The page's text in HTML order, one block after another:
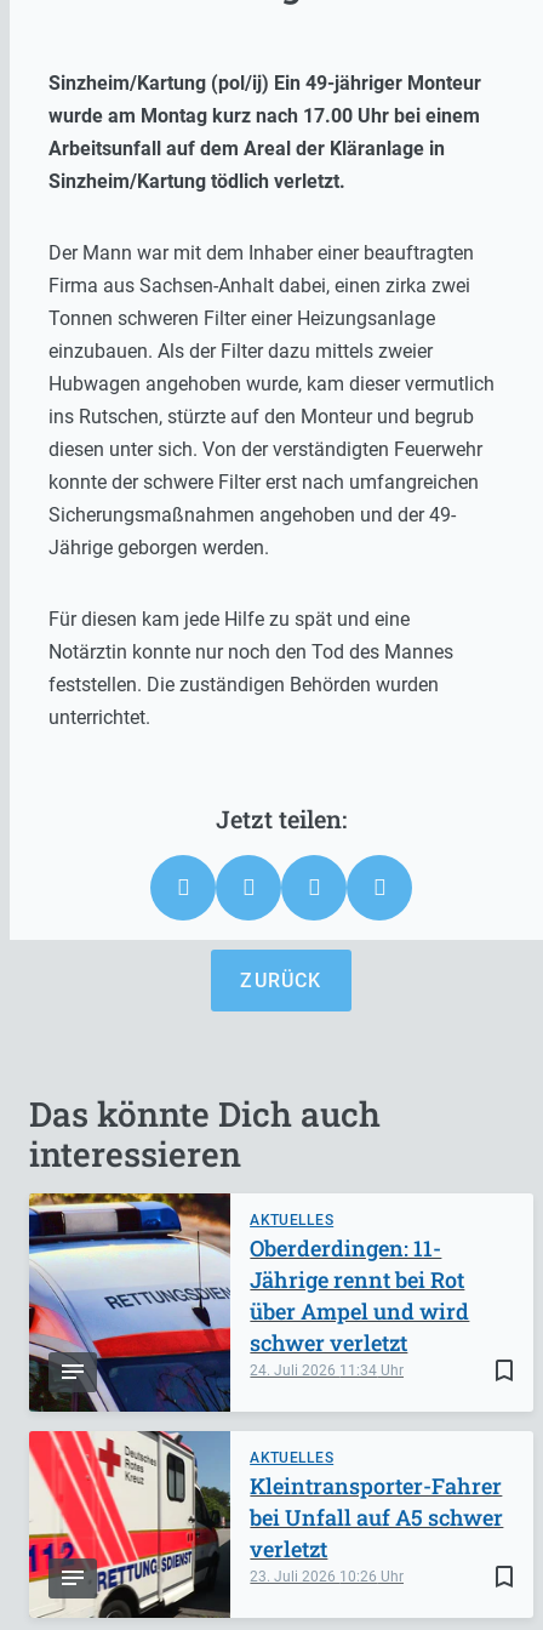
Sinzheim/Kartung (pol/ij) Ein 49-jähriger Monteur
wurde am Montag kurz nach 17.00 Uhr bei einem
Arbeitsunfall auf dem Areal der Kläranlage in
Sinzheim/Kartung tödlich verletzt.
Der Mann war mit dem Inhaber einer beauftragten
Firma aus Sachsen-Anhalt dabei, einen zirka zwei
Tonnen schweren Filter einer Heizungsanlage
einzubauen. Als der Filter dazu mittels zweier
Hubwagen angehoben wurde, kam dieser vermutlich
ins Rutschen, stürzte auf den Monteur und begrub
diesen unter sich. Von der verständigten Feuerwehr
konnte der schwere Filter erst nach umfangreichen
Sicherungsmaßnahmen angehoben und der 49-
Jährige geborgen werden.
Für diesen kam jede Hilfe zu spät und eine
Notärztin konnte nur noch den Tod des Mannes
feststellen. Die zuständigen Behörden wurden
unterrichtet.
ZURÜCK
Das könnte Dich auch
interessieren
AKTUELLES
bookmark_border
24. Juli 2026 11:34
Oberderdingen: 11-
Jährige rennt bei Rot
über Ampel und wird
schwer verletzt
AKTUELLES
bookmark_border
23. Juli 2026 10:26
Kleintransporter-Fahrer
bei Unfall auf A5 schwer
verletzt